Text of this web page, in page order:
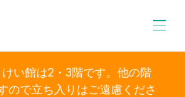
けい館は2・3階です。他の階
ので立ち入りはご遠慮くださ